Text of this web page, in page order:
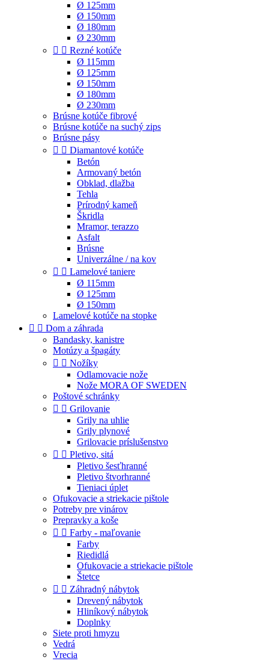
Ø 125mm
Ø 150mm
Ø 180mm
Ø 230mm
  Rezné kotúče
Ø 115mm
Ø 125mm
Ø 150mm
Ø 180mm
Ø 230mm
Brúsne kotúče fibrové
Brúsne kotúče na suchý zips
Brúsne pásy
  Diamantové kotúče
Betón
Armovaný betón
Obklad, dlažba
Tehla
Prírodný kameň
Škridla
Mramor, terazzo
Asfalt
Brúsne
Univerzálne / na kov
  Lamelové taniere
Ø 115mm
Ø 125mm
Ø 150mm
Lamelové kotúče na stopke
  Dom a záhrada
Bandasky, kanistre
Motúzy a špagáty
  Nožíky
Odlamovacie nože
Nože MORA OF SWEDEN
Poštové schránky
  Grilovanie
Grily na uhlie
Grily plynové
Grilovacie príslušenstvo
  Pletivo, sitá
Pletivo šesťhranné
Pletivo štvorhranné
Tieniaci úplet
Ofukovacie a striekacie pištole
Potreby pre vinárov
Prepravky a koše
  Farby - maľovanie
Farby
Riedidlá
Ofukovacie a striekacie pištole
Štetce
  Záhradný nábytok
Drevený nábytok
Hliníkový nábytok
Doplnky
Siete proti hmyzu
Vedrá
Vrecia